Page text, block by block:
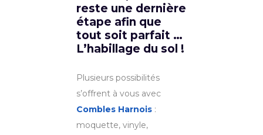
reste une dernière
étape afin que
tout soit parfait …
L’habillage du sol !
Plusieurs possibilités
s’offrent à vous avec
Combles Harnois :
moquette, vinyle,